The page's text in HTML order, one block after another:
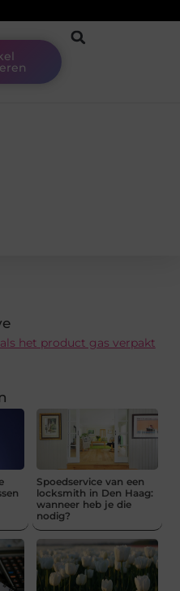
het product gas verpakt
Spoedservice van een
locksmith in Den Haag:
wanneer heb je die
nodig?